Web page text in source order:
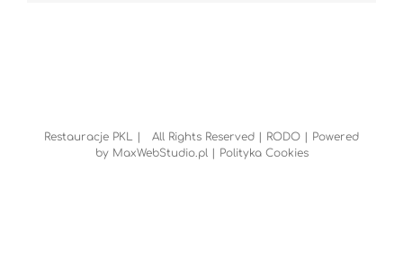
Restauracje PKL | All Rights Reserved | RODO | Powered
by MaxWebStudio.pl| Polityka Cookies